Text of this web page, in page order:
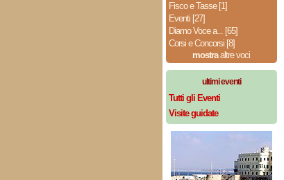
Fisco e Tasse [1]
Eventi [27]
Diamo Voce a... [65]
Corsi e Concorsi [8]
mostraaltre voci
ultimi eventi
Tutti gli Eventi
Visite guidate